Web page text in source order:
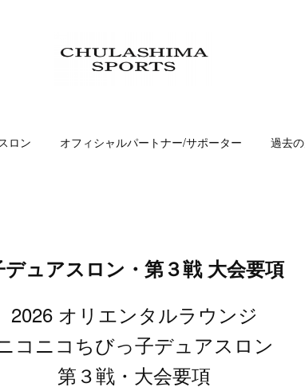
ロン オフィシャルパートナー/サポーター 過去
ュアスロン・第３戦 大会要項
2026 オリエンタルラウンジ
コニコちびっ子デュアスロン
第３戦・大会要項